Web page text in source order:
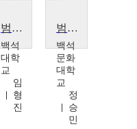
범죄학개론
백석
대학
교
임
형
진
범죄학
백석
문화
대학
교
정
승
민